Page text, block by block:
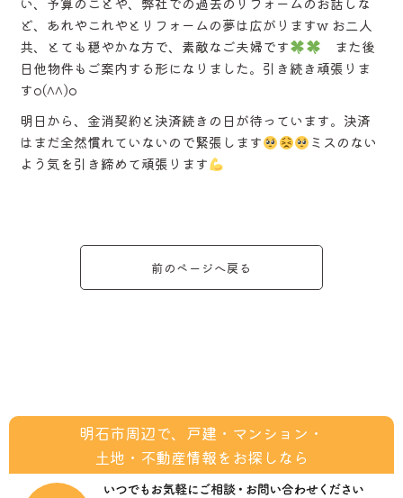
ど、あれやこれやとリフォームの夢は広がりますw お二人
共、とても穏やかな方で、素敵なご夫婦です
また後
日他物件もご案内する形になりました。引き続き頑張りま
すo(^^)o
明日から、金消契約と決済続きの日が待っています。決済
はまだ全然慣れていないので緊張します
ミスのない
よう気を引き締めて頑張ります
前のページへ戻る
明石市周辺で、戸建・マンション・
土地・不動産情報をお探しなら